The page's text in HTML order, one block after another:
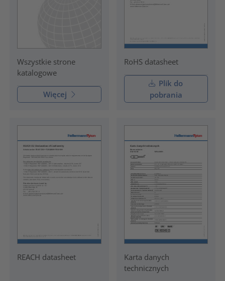
Wszystkie strone
katalogowe
Więcej
RoHS datasheet
Plik do
pobrania
REACH datasheet
Karta danych
technicznych